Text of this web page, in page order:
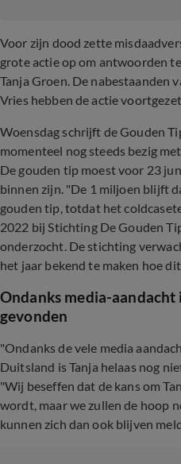
Voor zijn dood zette
grote actie op om antwoorden
Tanja Groen. De nabestaanden
Vries hebben de actie
Woensdag schrijft de Gouden
momenteel nog steeds bezig
De gouden tip moest voor 23
binnen zijn. "De 1 miljoen blijft
gouden tip, totdat het
2022 bij Stichting De Gouden
onderzocht. De stichting
het jaar bekend te maken hoe
Ondanks media-aandacht
gevonden
"Ondanks de vele media
Duitsland is Tanja helaas nog
"Wij beseffen dat de kans om
wordt, maar we zullen de hoop
kunnen zich dan ook blijven